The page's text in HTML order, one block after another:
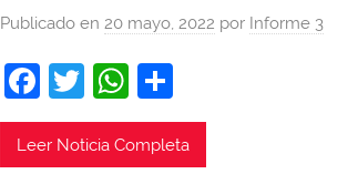
Publicado en 20 mayo, 2022 por Informe 3
F
a
c
T
w
itt
W
h
at
o
m
Leer Noticia Completa